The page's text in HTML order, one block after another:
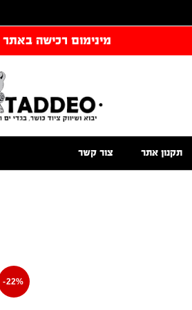
מינימום רכישה באתר 149שח
תקנון אתר צור קשר
-22%